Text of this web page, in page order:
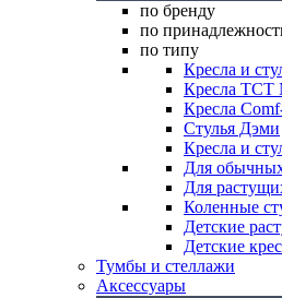
по бренду
по
по типу
Кресла и
Кресла TCT
Кресла
Стулья Дэми
Кресла и
Для
Для
Коленные
Детские
Детские
Тумбы и стеллажи
Аксессуары